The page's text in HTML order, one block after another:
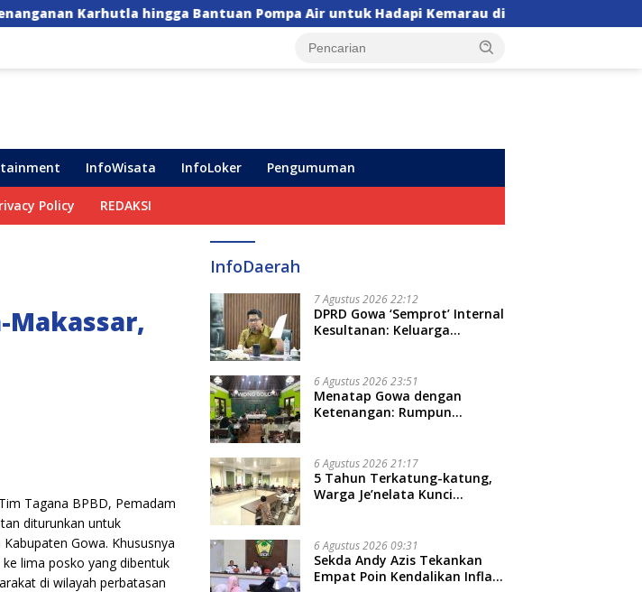
Bantuan Pompa Air untuk Hadapi Kemarau di Sulsel Insiden Maut di Sekolah
InfoWisata InfoLoker Pengumuman
Policy REDAKSI
Makassar,
Tagana BPBD, Pemadam
diturunkan untuk
Gowa. Khususnya
lima posko yang dibentuk
di wilayah perbatasan
InfoDaerah
7 Agustus 2026 22:12
DPRD Gowa ‘Semprot’ Internal
Kesultanan: Keluarga
6 Agustus 2026 23:51
Menatap Gowa dengan
Ketenangan: Rumpun
Sepihak, Tekankan Jalur
Musyawarah, Ingatkan Soal
Adat dan Adab
6 Agustus 2026 21:17
5 Tahun Terkatung-katung,
Warga Je’nelata Kunci
6 Agustus 2026 09:31
Sekda Andy Azis Tekankan
Empat Poin Kendalikan Inflasi